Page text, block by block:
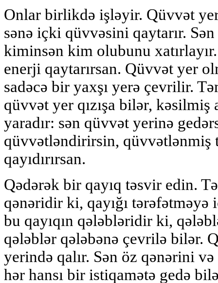
Onlar birlikdə işləyir. Qüvvət
sənə içki qüvvəsini qaytarır.
kiminsən kim olubunu
enerji qaytarırsan. Qüvvət yer
sadəcə bir yaxşı yerə çevrilir.
qüvvət yer qızışa bilər,
yaradır: sən qüvvət yerinə
qüvvətləndirirsin, qüvvətlənmiş
qayıdırırsan.
Qədərək bir qayıq təsvir edin.
qənəridir ki, qayığı
bu qayıqın qələbləridir ki,
qələblər qələbənə çevrilə bilər.
yerində qalır. Sən öz qənərini
hər hansı bir istiqamətə gedə